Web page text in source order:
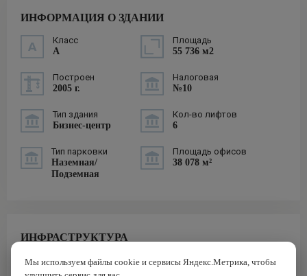
ИНФОРМАЦИЯ О ЗДАНИИ
Класс
A
Площадь
55 736 м2
Построен
2005 г.
Налоговая
№10
Тип здания
Бизнес-центр
Кол-во лифтов
6
Тип парковки
Наземная/
Подземная
Площадь офисов
38 078 м²
ИНФРАСТРУКТУРА
Бар
Мы используем файлы cookie и сервисы Яндекс.Метрика, чтобы